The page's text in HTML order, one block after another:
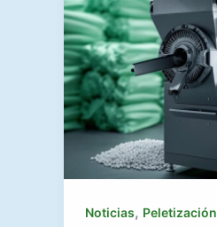
Noticias, Peletización